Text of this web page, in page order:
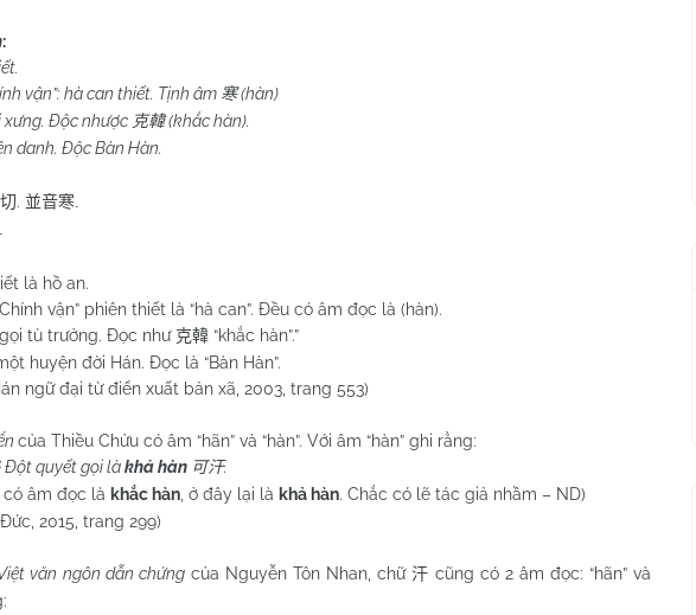
:
vận”: hà can thiết. Tịnh âm 寒(hàn)
Độc nhược 克韓 (khắc hàn).
Độc Bàn Hàn.
. 並音寒
là hồ an.
vận” phiên thiết là “hà can”. Đều có âm đọc là (hàn).
tù trưởng. Đọc như 克韓 “khắc hàn”.”
đời Hán. Đọc là “Bàn Hàn”.
ngữ đại từ điển xuất bản xã, 2003, trang 553)
của Thiều Chửu có âm “hãn” và “hàn”. Với âm “hàn” ghi rằng:
Đột quyết gọi làkhả hàn 可汗.
âm đọc là khắc hàn , ở đây lại là khả hàn. Chắc có lẽ tác giả nhầm – ND)
2015, trang 299)
văn ngôn dẫn chứngcủa Nguyễn Tôn Nhan, chữ 汗 cũng có 2 âm đọc: “hãn” và